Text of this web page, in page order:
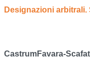
Designazioni arbitrali.
CastrumFavara-